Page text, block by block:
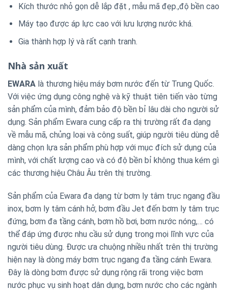
Kích thước nhỏ gọn dễ lắp đặt , mẫu mã đẹp.,độ bền cao
Máy tạo được áp lực cao với lưu lượng nước khá.
Gia thành hợp lý và rất cạnh tranh.
Nhà sản xuất
EWARA là thương hiệu máy bơm nước đến từ Trung Quốc.
Với việc ứng dụng công nghệ và kỹ thuật tiên tiến vào từng
sản phẩm của mình, đảm bảo độ bền bỉ lâu dài cho người sử
dụng. Sản phẩm Ewara cung cấp ra thị trường rất đa dạng
về mẫu mã, chủng loại và công suất, giúp người tiêu dùng dễ
dàng chọn lựa sản phẩm phù hợp với mục đích sử dụng của
mình, với chất lượng cao và có độ bền bỉ không thua kém gì
các thương hiệu Châu Âu trên thị trường.
Sản phẩm của Ewara đa dạng từ bơm ly tâm trục ngang đầu
inox, bơm ly tâm cánh hở, bơm đầu Jet đến bơm ly tâm trục
đứng, bơm đa tầng cánh, bơm hồ bơi, bơm nước nóng,… có
thể đáp ứng được nhu cầu sử dụng trong mọi lĩnh vực của
người tiêu dùng. Được ưa chuộng nhiều nhất trên thị trường
hiện nay là dòng máy bơm trục ngang đa tầng cánh Ewara.
Đây là dòng bơm được sử dụng rộng rãi trong việc bơm
nước phục vụ sinh hoạt dân dụng, bơm nước cho các ngành